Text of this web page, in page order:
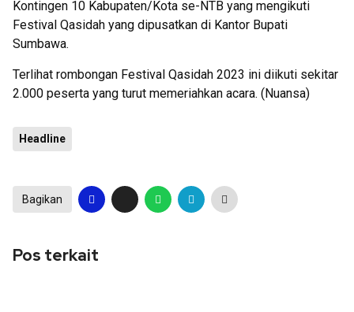
Kontingen 10 Kabupaten/Kota se-NTB yang mengikuti
Festival Qasidah yang dipusatkan di Kantor Bupati
Sumbawa.
Terlihat rombongan Festival Qasidah 2023 ini diikuti sekitar
2.000 peserta yang turut memeriahkan acara. (Nuansa)
Headline
Bagikan
Pos terkait